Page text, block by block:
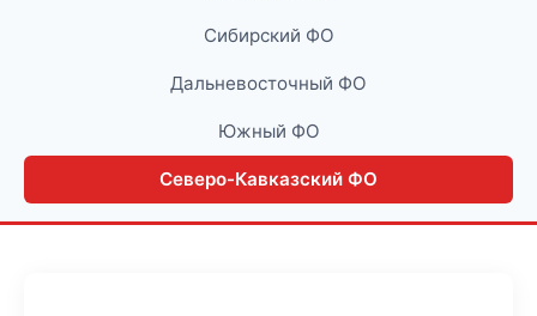
Сибирский ФО
Дальневосточный ФО
Южный ФО
Северо-Кавказский ФО